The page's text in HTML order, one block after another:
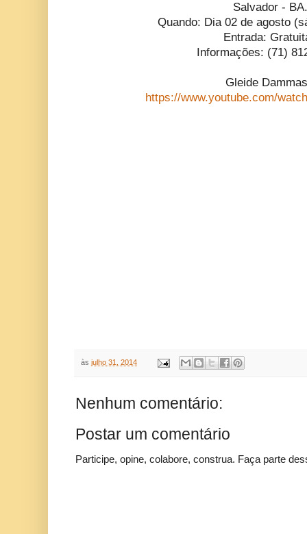
Salvador -
Quando: Dia 02 de agosto
Entrada:
Informações: (71)
Gleide
https://www.youtube.com/
às julho 31, 2014
Nenhum comentário:
Postar um comentário
Participe, opine, colabore, construa. Faça parte